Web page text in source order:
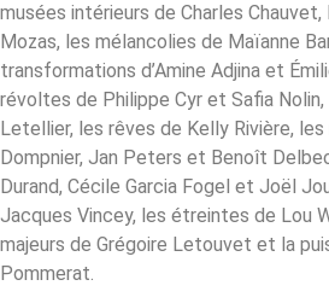
musées intérieurs de Charles Chauvet,
Mozas, les mélancolies de Maïanne
transformations d’Amine Adjina et
révoltes de Philippe Cyr et Safia Nolin,
Letellier, les rêves de Kelly Rivière,
Dompnier, Jan Peters et Benoît
Durand, Cécile Garcia Fogel et Joël
Jacques Vincey, les étreintes de Lou
majeurs de Grégoire Letouvet et la
Pommerat.